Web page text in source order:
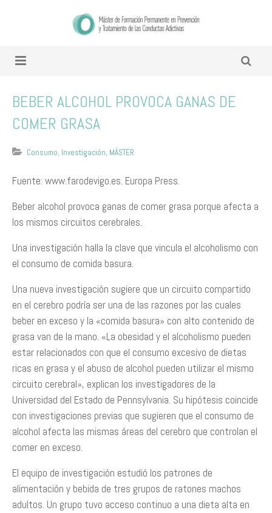
BEBER ALCOHOL PROVOCA GANAS DE
COMER GRASA
Consumo, Investigación, MÁSTER
Fuente: www.farodevigo.es. Europa Press.
Beber alcohol provoca ganas de comer grasa porque afecta a
los mismos circuitos cerebrales.
Una investigación halla la clave que vincula el alcoholismo con
el consumo de comida basura.
Una nueva investigación sugiere que un circuito compartido
en el cerebro podría ser una de las razones por las cuales
beber en exceso y la «comida basura» con alto contenido de
grasa van de la mano. «La obesidad y el alcoholismo pueden
estar relacionados con que el consumo excesivo de dietas
ricas en grasa y el abuso de alcohol pueden utilizar el mismo
circuito cerebral», explican los investigadores de la
Universidad del Estado de Pennsylvania. Su hipótesis coincide
con investigaciones previas que sugieren que el consumo de
alcohol afecta las mismas áreas del cerebro que controlan el
comer en exceso.
El equipo de investigación estudió los patrones de
alimentación y bebida de tres grupos de ratones machos
adultos. Un grupo tuvo acceso continuo a una dieta alta en